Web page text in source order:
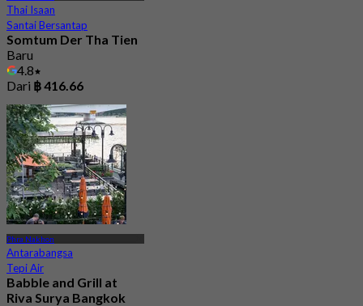
Thai Isaan
Santai Bersantap
Somtum Der Tha Tien
Baru
4.8
Dari ฿ 416.66
Phra Nakhon
Antarabangsa
Tepi Air
Babble and Grill at
Riva Surya Bangkok